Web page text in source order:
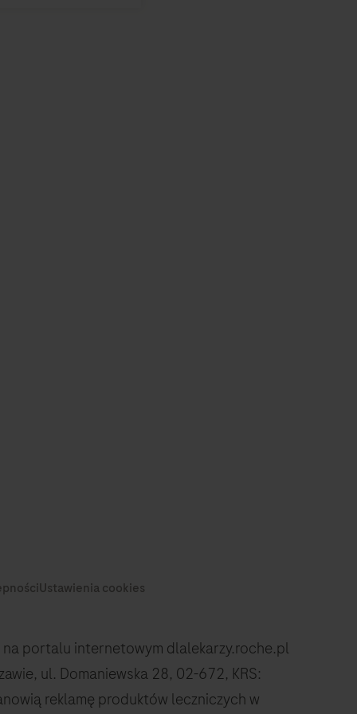
portalu internetowym dlalekarzy.roche.pl
ul. Domaniewska 28, 02-672, KRS:
reklamę produktów leczniczych w